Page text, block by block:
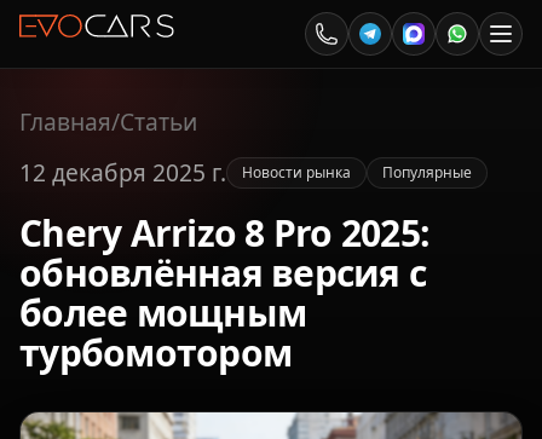
Главная/Статьи
12 декабря 2025 г.
Новости рынка Популярные
Chery Arrizo 8 Pro 2025:
обновлённая версия с
более мощным
турбомотором